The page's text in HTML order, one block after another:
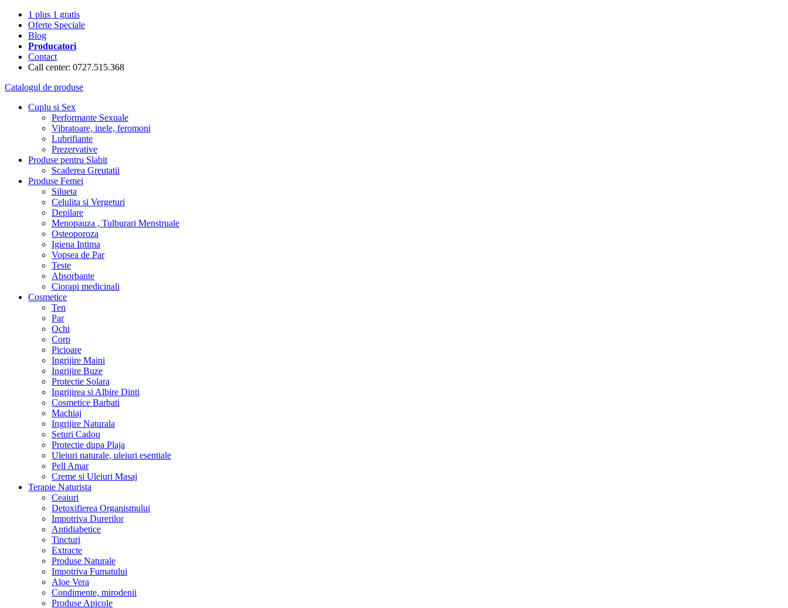
1 plus 1 gratis
Oferte Speciale
Blog
Producatori
Contact
Call center: 0727.515.368
Catalogul de produse
Cuplu si Sex
Performante Sexuale
Vibratoare, inele, feromoni
Lubrifiante
Prezervative
Produse pentru Slabit
Scaderea Greutatii
Produse Femei
Silueta
Celulita si Vergeturi
Depilare
Menopauza , Tulburari Menstruale
Osteoporoza
Igiena Intima
Vopsea de Par
Teste
Absorbante
Ciorapi medicinali
Cosmetice
Ten
Par
Ochi
Corp
Picioare
Ingrijire Maini
Ingrijire Buze
Protectie Solara
Ingrijirea si Albire Dinti
Cosmetice Barbati
Machiaj
Ingrijire Naturala
Seturi Cadou
Protectie dupa Plaja
Uleiuri naturale, uleiuri esentiale
Pell Amar
Creme si Uleiuri Masaj
Terapie Naturista
Ceaiuri
Detoxifierea Organismului
Impotriva Durerilor
Antidiabetice
Tincturi
Extracte
Produse Naturale
Impotriva Fumatului
Aloe Vera
Condimente, mirodenii
Produse Apicole